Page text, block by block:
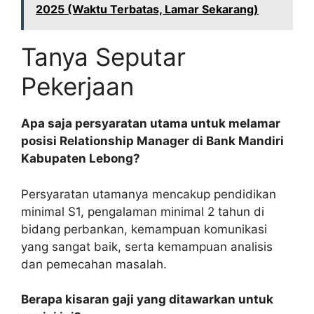
2025 (Waktu Terbatas, Lamar Sekarang)
Tanya Seputar
Pekerjaan
Apa saja persyaratan utama untuk melamar
posisi Relationship Manager di Bank Mandiri
Kabupaten Lebong?
Persyaratan utamanya mencakup pendidikan
minimal S1, pengalaman minimal 2 tahun di
bidang perbankan, kemampuan komunikasi
yang sangat baik, serta kemampuan analisis
dan pemecahan masalah.
Berapa kisaran gaji yang ditawarkan untuk